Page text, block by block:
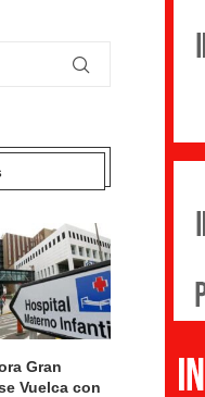
Gran
Vuelca con